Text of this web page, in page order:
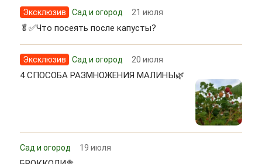
Эксклюзив Сад и огород 21 июля
🥬✅Что посеять после капусты?
Эксклюзив Сад и огород 20 июля
4 СПОСОБА РАЗМНОЖЕНИЯ МАЛИНЫ🌿
Сад и огород 19 июля